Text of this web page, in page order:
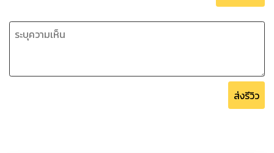
ส่งรีวิว